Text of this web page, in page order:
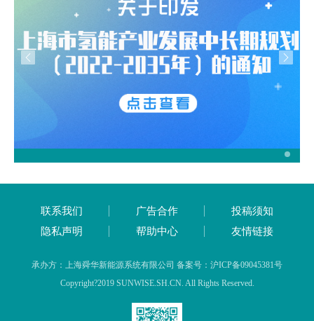
联系我们 广告合作
投稿须知
隐私声明
帮助中心 友情链接
承办方：上海舜华新能源系统有限公司 备案号：沪ICP备09045381号
Copyright?2019 SUNWISE.SH.CN. All Rights Reserved.